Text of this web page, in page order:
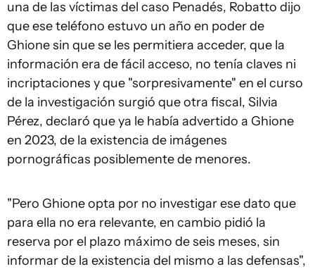
una de las víctimas del caso Penadés, Robatto dijo
que ese teléfono estuvo un año en poder de
Ghione sin que se les permitiera acceder, que la
información era de fácil acceso, no tenía claves ni
incriptaciones y que "sorpresivamente" en el curso
de la investigación surgió que otra fiscal, Silvia
Pérez, declaró que ya le había advertido a Ghione
en 2023, de la existencia de imágenes
pornográficas posiblemente de menores.
"Pero Ghione opta por no investigar ese dato que
para ella no era relevante, en cambio pidió la
reserva por el plazo máximo de seis meses, sin
informar de la existencia del mismo a las defensas",